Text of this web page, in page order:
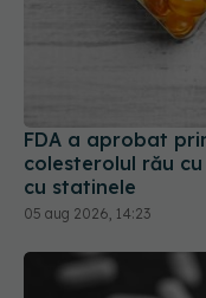
FDA a aprobat
colesterolul rău
cu statinele
05 aug 2026, 14:23